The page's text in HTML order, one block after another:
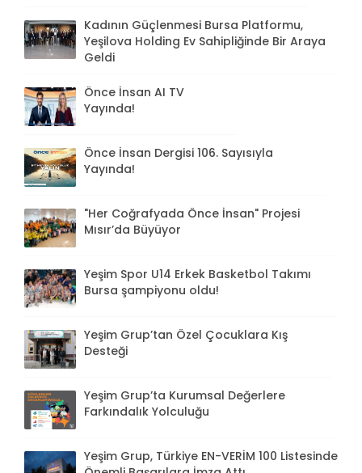
Kadının Güçlenmesi Bursa Platformu,
Yeşilova Holding Ev Sahipliğinde Bir Araya
Geldi
Önce İnsan AI TV
Yayında!
Önce İnsan Dergisi 106. Sayısıyla
Yayında!
"Her Coğrafyada Önce İnsan" Projesi
Mısır’da Büyüyor
Yeşim Spor U14 Erkek Basketbol Takımı
Bursa şampiyonu oldu!
Yeşim Grup’tan Özel Çocuklara Kış
Desteği
Yeşim Grup’ta Kurumsal Değerlere
Farkındalık Yolculuğu
Yeşim Grup, Türkiye EN-VERİM 100 Listesinde